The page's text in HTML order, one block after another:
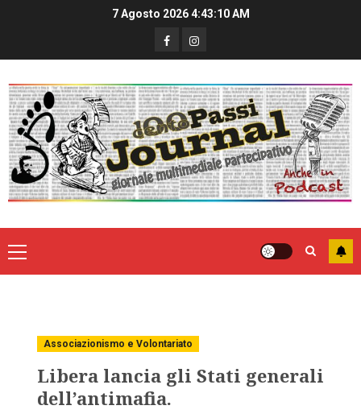
7 Agosto 20264:43:10 AM
Associazionismo e Volontariato
Libera lancia gli Stati generali
dell’antimafia.